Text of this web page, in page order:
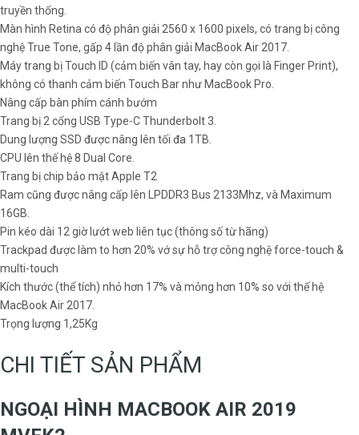
truyền thống.
Màn hình Retina có độ phân giải 2560 x 1600 pixels, có trang bị công
nghệ True Tone, gấp 4 lần độ phân giải MacBook Air 2017.
Máy trang bị Touch ID (cảm biến vân tay, hay còn gọi là Finger Print),
không có thanh cảm biến Touch Bar như MacBook Pro.
Nâng cấp bàn phím cánh bướm
Trang bị 2 cổng USB Type-C Thunderbolt 3.
Dung lượng SSD được nâng lên tối đa 1TB.
CPU lên thế hệ 8 Dual Core.
Trang bị chip bảo mật Apple T2
Ram cũng được nâng cấp lên LPDDR3 Bus 2133Mhz, và Maximum
16GB.
Pin kéo dài 12 giờ lướt web liên tục (thông số từ hãng)
Trackpad được làm to hơn 20% vớ sự hỗ trợ công nghệ force-touch &
multi-touch
Kích thước (thể tích) nhỏ hơn 17% và mỏng hơn 10% so với thế hệ
MacBook Air 2017.
Trọng lượng 1,25Kg
CHI TIẾT SẢN PHẨM
NGOẠI HÌNH MACBOOK AIR 2019